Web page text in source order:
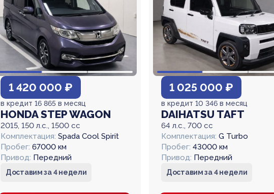
1 420 000 ₽
в кредит 16 865 в месяц
HONDA STEP WAGON
2015, 150 л.с., 1500 cc
Комплектация: Spada Cool Spirit
Пробег: 67000 км
Привод: Передний
Доставим за 4 недели
1 025 000 ₽
в кредит 10 346 в месяц
DAIHATSU TAFT
64 л.с., 700 cc
Комплектация: G Turbo
Пробег: 43000 км
Привод: Передний
Доставим за 4 недели